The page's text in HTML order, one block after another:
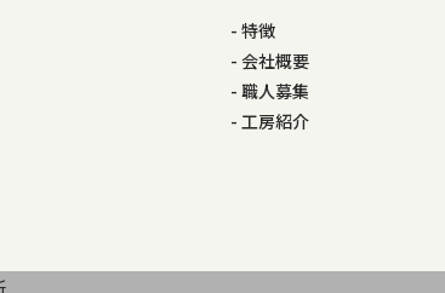
特徴
会社概要
職人募集
工房紹介